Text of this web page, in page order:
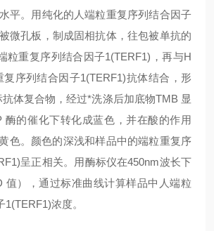
平。用纯化的人端粒重复序列结合因子
微孔板，制成固相抗体，往包被单抗的
粒重复序列结合因子1(TERF1)，再与H
复序列结合因子1(TERF1)抗体结合，形
体复合物，经过*洗涤后加底物TMB 显
酶的催化下转化成蓝色，并在酸的作用
色。颜色的深浅和样品中的端粒重复序
呈正相关。用酶标仪在450nm波长下
值），通过标准曲线计算样品中人端粒
浓度。